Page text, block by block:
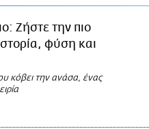
Ζήστε την πιο
φύση και
κόβει την ανάσα, ένας